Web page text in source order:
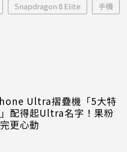
Snapdragon 8 Elite 手機
Ultra摺疊機「5大特
配得起Ultra名字！果粉
更心動